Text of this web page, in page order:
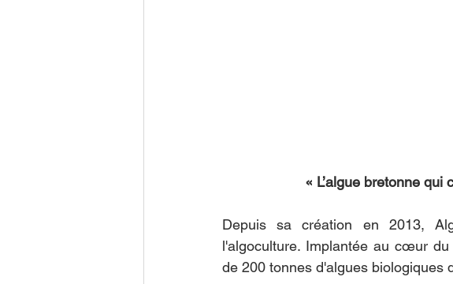
« L’algue bretonne
Depuis sa création en 2013,
l'algoculture. Implantée au cœur
de 200 tonnes d'algues biologiques